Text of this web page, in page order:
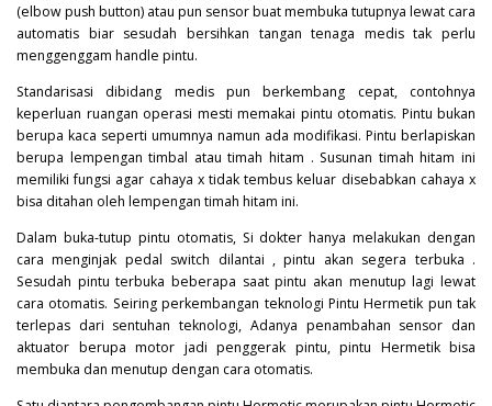
(elbow push button) atau pun sensor buat membuka tutupnya lewat cara
automatis biar sesudah bersihkan tangan tenaga medis tak perlu
menggenggam handle pintu.
Standarisasi dibidang medis pun berkembang cepat, contohnya
keperluan ruangan operasi mesti memakai pintu otomatis. Pintu bukan
berupa kaca seperti umumnya namun ada modifikasi. Pintu berlapiskan
berupa lempengan timbal atau timah hitam . Susunan timah hitam ini
memiliki fungsi agar cahaya x tidak tembus keluar disebabkan cahaya x
bisa ditahan oleh lempengan timah hitam ini.
Dalam buka-tutup pintu otomatis, Si dokter hanya melakukan dengan
cara menginjak pedal switch dilantai , pintu akan segera terbuka .
Sesudah pintu terbuka beberapa saat pintu akan menutup lagi lewat
cara otomatis. Seiring perkembangan teknologi Pintu Hermetik pun tak
terlepas dari sentuhan teknologi, Adanya penambahan sensor dan
aktuator berupa motor jadi penggerak pintu, pintu Hermetik bisa
membuka dan menutup dengan cara otomatis.